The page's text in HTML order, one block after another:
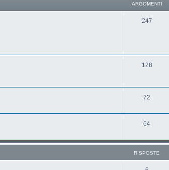
ARGOMENTI
247
128
72
64
RISPOSTE